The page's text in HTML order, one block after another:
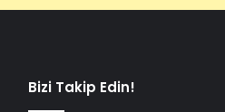
Bizi Takip Edin!